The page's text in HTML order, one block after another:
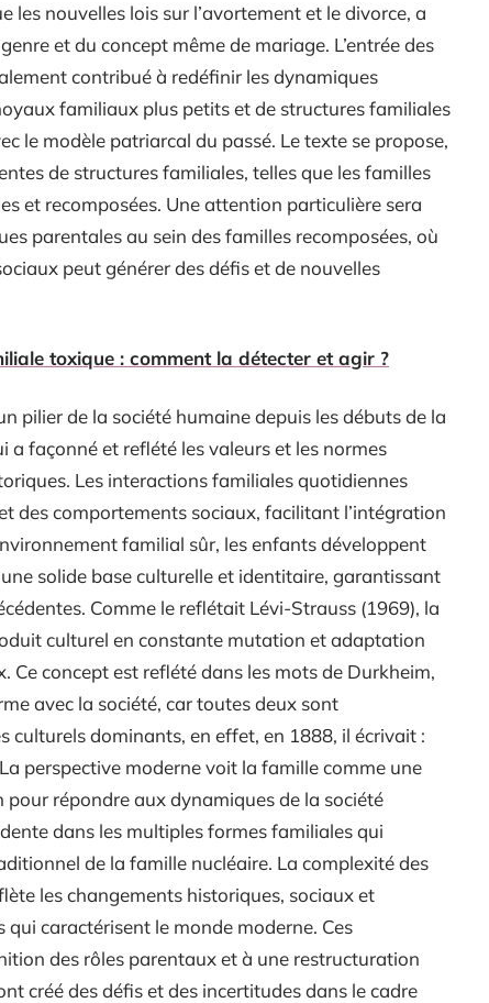
les nouvelles lois sur l’avortement et le divorce, a
et du concept même de mariage. L’entrée des
contribué à redéfinir les dynamiques
familiaux plus petits et de structures familiales
le modèle patriarcal du passé. Le texte se propose,
de structures familiales, telles que les familles
et recomposées. Une attention particulière sera
parentales au sein des familles recomposées, où
peut générer des défis et de nouvelles
toxique : comment la détecter et agir ?
pilier de la société humaine depuis les débuts de la
a façonné et reflété les valeurs et les normes
Les interactions familiales quotidiennes
des comportements sociaux, facilitant l’intégration
familial sûr, les enfants développent
solide base culturelle et identitaire, garantissant
Comme le reflétait Lévi-Strauss (1969), la
culturel en constante mutation et adaptation
Ce concept est reflété dans les mots de Durkheim,
avec la société, car toutes deux sont
culturels dominants, en effet, en 1888, il écrivait :
perspective moderne voit la famille comme une
répondre aux dynamiques de la société
dans les multiples formes familiales qui
de la famille nucléaire. La complexité des
les changements historiques, sociaux et
caractérisent le monde moderne. Ces
des rôles parentaux et à une restructuration
créé des défis et des incertitudes dans le cadre